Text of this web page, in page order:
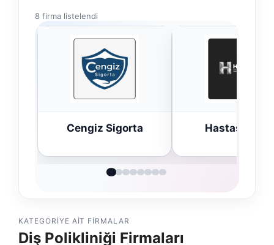
8 firma listelendi
Cengiz Sigorta Hastaş Beton
KATEGORIYE AIT FIRMALAR
Diş Polikliniği Firmaları